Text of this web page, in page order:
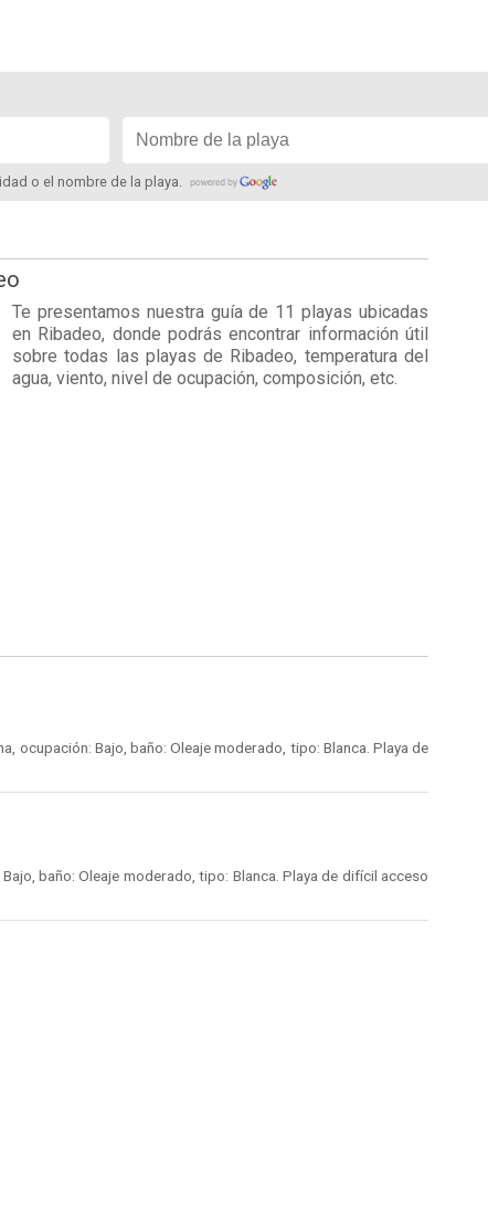
o el nombre de la playa.
Te presentamos nuestra guía de 11 playas ubicadas
en Ribadeo, donde podrás encontrar información útil
sobre todas las playas de Ribadeo, temperatura del
agua, viento, nivel de ocupación, composición, etc.
Bajo, baño: Oleaje moderado, tipo: Blanca. Playa de
baño: Oleaje moderado, tipo: Blanca. Playa de difícil acceso